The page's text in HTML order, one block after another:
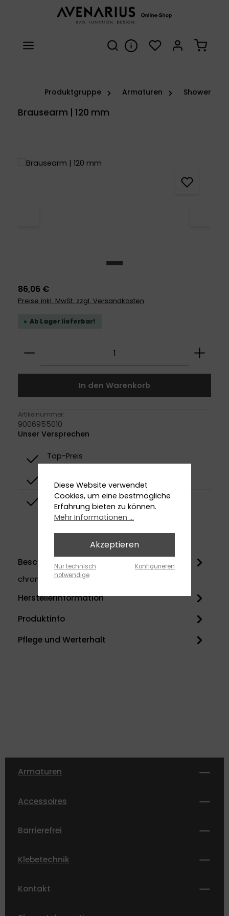
Zum Hauptinhalt springen
Du hast 0 Produkte
Produktgruppe Armaturen Shower
Brausearm | 120 mm
Bildergalerie überspringen
86,06 €
Preise inkl. MwSt. zzgl. Versandkosten
Ab Lager lieferbar!
Produkt Anzahl: Gib den gewünschten
In den Warenkorb
Artikelnummer:
9006955010
Unser Versprechen
Top-Preis
Top-Design
Beschreibung
chromfür Deckenmontage120 mm1/2"
Herstellerinformation
Produktinfo
Pflege und Werterhalt
Armaturen
Accessoires
Barrierefrei
Klebetechnik
Kontakt
Diese Website verwendet
Cookies, um eine bestmögliche
Erfahrung bieten zu können.
Mehr Informationen ...
Akzeptieren
Nur technisch
notwendige
Konfigurieren